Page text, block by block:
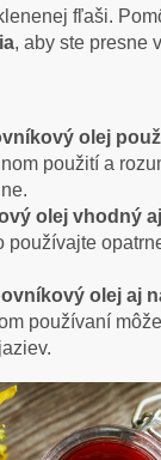
fľaši.
, aby ste presne
olej
použití a
olej vhodný
používajte
olej aj
používaní